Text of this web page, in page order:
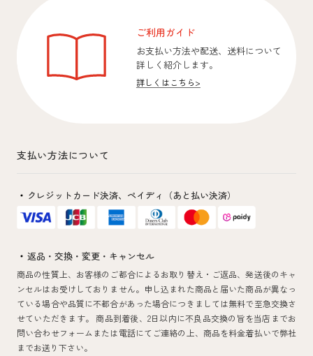
ご利用ガイド
お支払い方法や配送、送料について
詳しく紹介します。
詳しくはこちら>
支払い方法について
クレジットカード決済、 ペイディ（あと払い決済）
返品・交換・変更・キャンセル
商品の性質上、お客様のご都合によるお取り替え・ご返品、発送後のキャ
ンセルはお受けしておりません。申し込まれた商品と届いた商品が異なっ
ている場合や品質に不都合があった場合につきましては無料で至急交換さ
せていただきます。 商品到着後、2日以内に不良品交換の旨を当店までお
問い合わせフォームまたは電話にてご連絡の上、商品を料金着払いで弊社
までお送り下さい。